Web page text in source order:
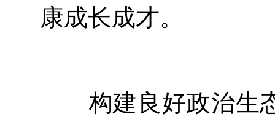
康成长成才。
构建良好政治生